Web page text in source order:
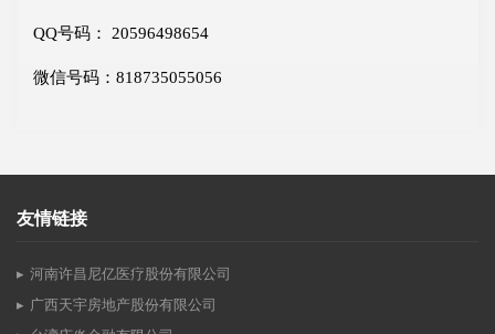
QQ号码： 20596498654
微信号码：818735055056
友情链接
河南许昌尼亿医疗股份有限公司
广西天宇房地产股份有限公司